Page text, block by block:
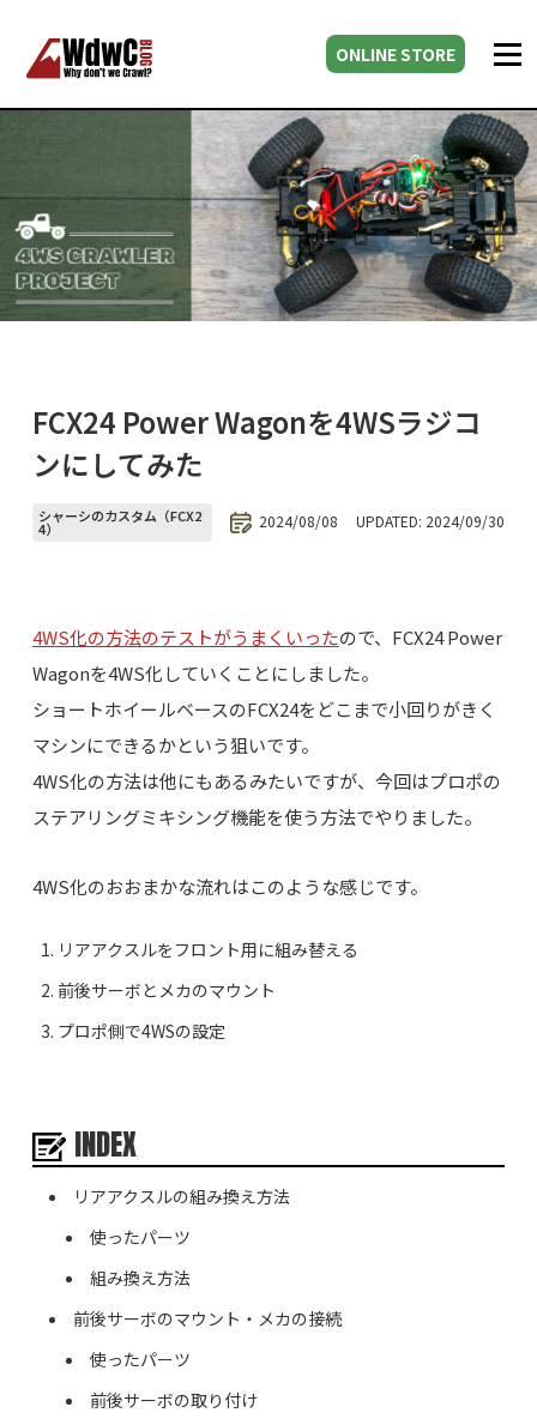
ONLINE STORE
FCX24 Power Wagonを4WSラジコ
ンにしてみた
シャーシのカスタム（FCX2
4） 2024/08/08 UPDATED: 2024/09/30
4WS化の方法のテストがうまくいったので、FCX24 Power
Wagonを4WS化していくことにしました。
ショートホイールベースのFCX24をどこまで小回りがきく
マシンにできるかという狙いです。
4WS化の方法は他にもあるみたいですが、今回はプロポの
ステアリングミキシング機能を使う方法でやりました。
4WS化のおおまかな流れはこのような感じです。
リアアクスルをフロント用に組み替える
前後サーボとメカのマウント
プロポ側で4WSの設定
INDEX
リアアクスルの組み換え方法
使ったパーツ
組み換え方法
前後サーボのマウント・メカの接続
使ったパーツ
前後サーボの取り付け